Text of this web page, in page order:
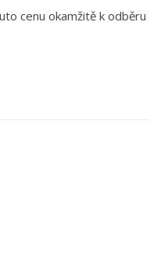
cenu okamžitě k odběru